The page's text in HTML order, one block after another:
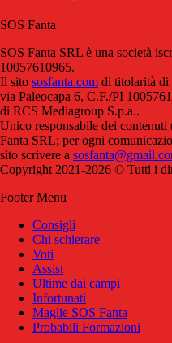
SOS Fanta
SOS Fanta SRL è una società
10057610965.
Il sito sosfanta.com di titolarità di
via Paleocapa 6, C.F./PI
di RCS Mediagroup S.p.a..
Unico responsabile dei
Fanta SRL; per ogni
sito scrivere a
Copyright 2021-2026 © Tutti i
Footer Menu
Consigli
Chi schierare
Voti
Assist
Ultime dai campi
Infortunati
Maglie SOS Fanta
Probabili Formazioni